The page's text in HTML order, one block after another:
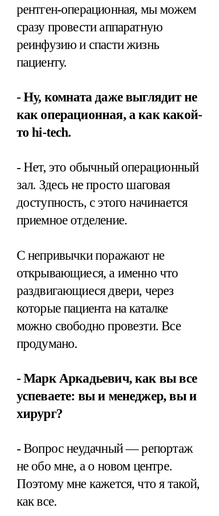
рентген-операционная, мы можем
сразу провести аппаратную
реинфузию и спасти жизнь
пациенту.
- Ну, комната даже выглядит не
как операционная, а как какой-
то hi-tech.
- Нет, это обычный операционный
зал. Здесь не просто шаговая
доступность, с этого начинается
приемное отделение.
С непривычки поражают не
открывающиеся, а именно что
раздвигающиеся двери, через
которые пациента на каталке
можно свободно провезти. Все
продумано.
- Марк Аркадьевич, как вы все
успеваете: вы и менеджер, вы и
хирург?
- Вопрос неудачный — репортаж
не обо мне, а о новом центре.
Поэтому мне кажется, что я такой,
как все.